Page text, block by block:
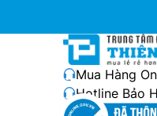
Mua Hàng
Hotline Bảo